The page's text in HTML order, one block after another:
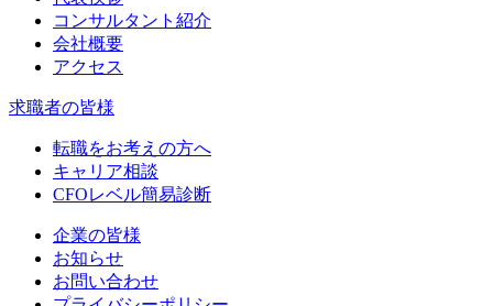
コンサルタント紹介
会社概要
アクセス
求職者の皆様
転職をお考えの方へ
キャリア相談
CFOレベル簡易診断
企業の皆様
お知らせ
お問い合わせ